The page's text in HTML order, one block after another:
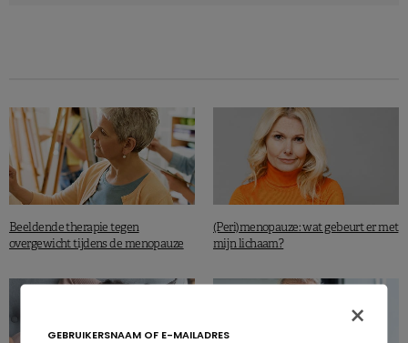
Beeldende therapie tegen
overgewicht tijdens de menopauze
(Peri)menopauze: wat gebeurt er met
mijn lichaam?
×
GEBRUIKERSNAAM OF E-MAILADRES